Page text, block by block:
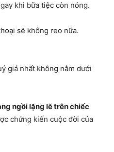
khi bữa tiệc còn nóng.
sẽ không reo nữa.
giá nhất không nằm dưới
ngồi lặng lẽ trên chiếc
chứng kiến cuộc đời của